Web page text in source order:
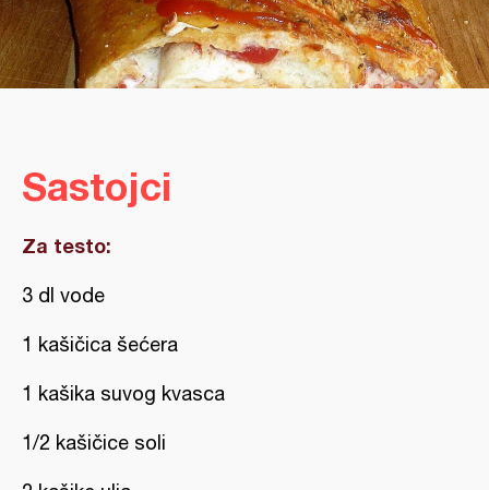
Sastojci
Za testo:
3 dl vode
1 kašičica šećera
1 kašika suvog kvasca
1/2 kašičice soli